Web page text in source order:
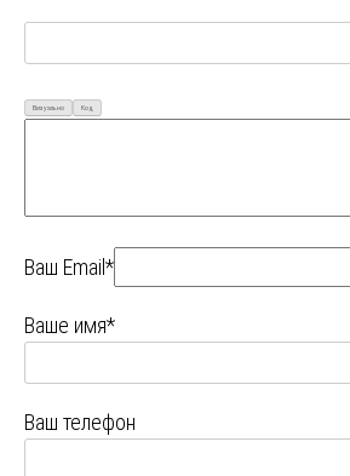
Визуально Код
Ваш Email*
Ваше имя*
Ваш телефон